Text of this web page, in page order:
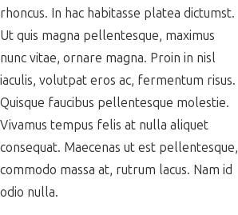
rhoncus. In hac habitasse platea dictumst.
Ut quis magna pellentesque, maximus
nunc vitae, ornare magna. Proin in nisl
iaculis, volutpat eros ac, fermentum risus.
Quisque faucibus pellentesque molestie.
Vivamus tempus felis at nulla aliquet
consequat. Maecenas ut est pellentesque,
commodo massa at, rutrum lacus. Nam id
odio nulla.